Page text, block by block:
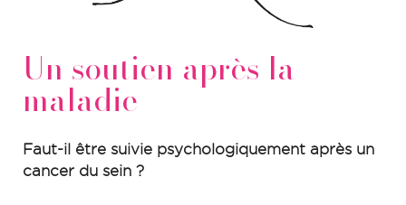
Un soutien après la
maladie
Faut-il être suivie psychologiquement après un
cancer du sein ?